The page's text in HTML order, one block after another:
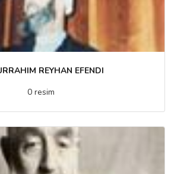
REYHAN EFENDI
0 resim